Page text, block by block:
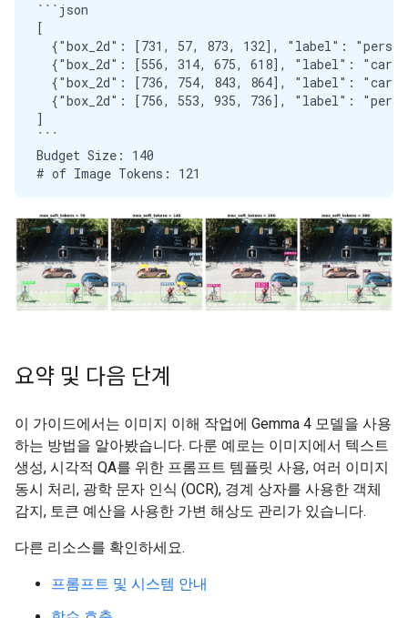
```json
[
{"box_2d": [731, 57, 873, 132], "label":
{"box_2d": [556, 314, 675, 618], "label":
{"box_2d": [736, 754, 843, 864], "label":
{"box_2d": [756, 553, 935, 736], "label":
]
```
Budget Size: 140
# of Image Tokens: 121
```json
[
{"box_2d": [736, 734, 809, 836], "label":
{"box_2d": [745, 556, 919, 715], "label":
{"box_2d": [748, 0, 906, 166], "label":
{"box_2d": [541, 322, 647, 626], "label":
Budget Size: 280
# of Image Tokens: 256
```json
[
{"box_2d": [403, 876, 511, 924], "label":
{"box_2d": [532, 313, 652, 623], "label":
{"box_2d": [735, 732, 817, 828], "label":
{"box_2d": [742, 554, 912, 662], "label":
{"box_2d": [760, 15, 899, 163], "label":
{"box_2d": [768, 554, 912, 724], "label":
```
Budget Size: 560
요약 및 다음 단계
이 가이드에서는 이미지 이해 작업에 Gemma 4 모델을 사용
하는 방법을 알아봤습니다. 다룬 예로는 이미지에서 텍스트
생성, 시각적 QA를 위한 프롬프트 템플릿 사용, 여러 이미지
동시 처리, 광학 문자 인식 (OCR), 경계 상자를 사용한 객체
감지, 토큰 예산을 사용한 가변 해상도 관리가 있습니다.
다른 리소스를 확인하세요.
프롬프트 및 시스템 안내